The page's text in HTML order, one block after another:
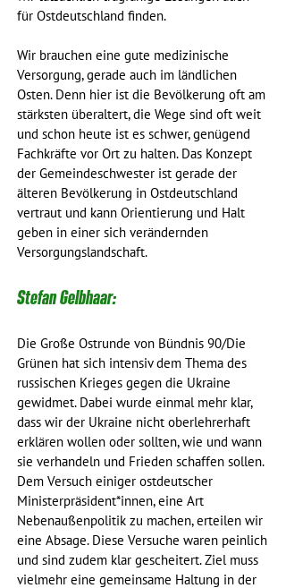
für Ostdeutschland finden.
Wir brauchen eine gute medizinische
Versorgung, gerade auch im ländlichen
Osten. Denn hier ist die Bevölkerung oft am
stärksten überaltert, die Wege sind oft weit
und schon heute ist es schwer, genügend
Fachkräfte vor Ort zu halten. Das Konzept
der Gemeindeschwester ist gerade der
älteren Bevölkerung in Ostdeutschland
vertraut und kann Orientierung und Halt
geben in einer sich verändernden
Versorgungslandschaft.
Stefan Gelbhaar:
Die Große Ostrunde von Bündnis 90/Die
Grünen hat sich intensiv dem Thema des
russischen Krieges gegen die Ukraine
gewidmet. Dabei wurde einmal mehr klar,
dass wir der Ukraine nicht oberlehrerhaft
erklären wollen oder sollten, wie und wann
sie verhandeln und Frieden schaffen sollen.
Dem Versuch einiger ostdeutscher
Ministerpräsident*innen, eine Art
Nebenaußenpolitik zu machen, erteilen wir
eine Absage. Diese Versuche waren peinlich
und sind zudem klar gescheitert. Ziel muss
vielmehr eine gemeinsame Haltung in der